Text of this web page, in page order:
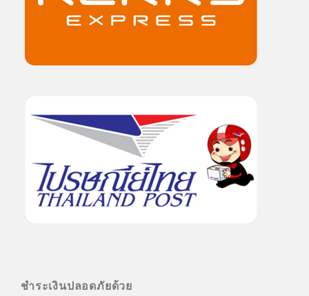
ชำระเงินปลอดภัยด้วย